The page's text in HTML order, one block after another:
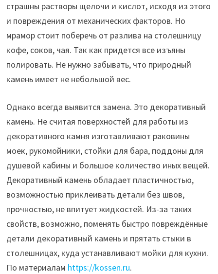
страшны растворы щелочи и кислот, исходя из этого
и повреждения от механических факторов. Но
мрамор стоит поберечь от разлива на столешницу
кофе, соков, чая. Так как придется все изъяны
полировать. Не нужно забывать, что природный
камень имеет не небольшой вес.
Однако всегда выявится замена. Это декоративный
камень. Не считая поверхностей для работы из
декоративного камня изготавливают раковины
моек, рукомойники, стойки для бара, поддоны для
душевой кабины и большое количество иных вещей.
Декоративный камень обладает пластичностью,
возможностью приклеивать детали без швов,
прочностью, не впитует жидкостей. Из-за таких
свойств, возможно, поменять быстро повреждённые
детали декоративный камень и прятать стыки в
столешницах, куда устанавливают мойки для кухни.
По материалам https://kossen.ru.